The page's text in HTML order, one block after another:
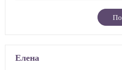
Елена